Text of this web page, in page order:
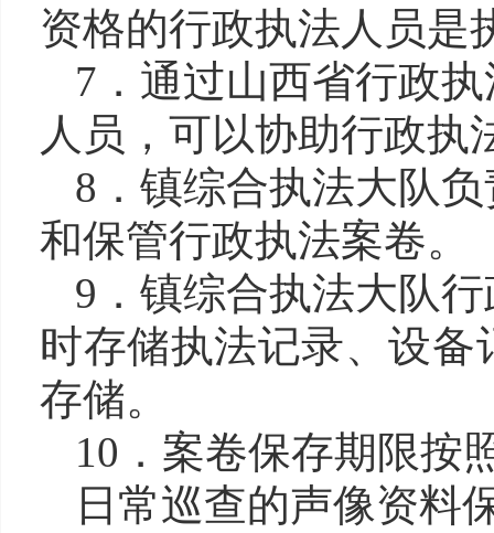
资格的行政执法人员是
7．通过山西省行政
人员，可以协助行政执
8．镇综合执法大队
和保管行政执法案卷。
9．镇综合执法大队
时存储执法记录、设
存储。
10．案卷保存期限按
日常巡查的声像资料